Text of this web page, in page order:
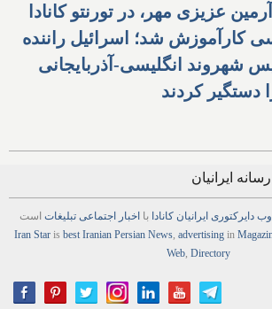
عزیزی مهر، در تورنتو کانادا
کارآموزش شد؛ اسرائیل راننده
شهروند انگلیسی-آذربایجانی
دستگیر کردند
وب دایرکتوری ایرانیان کانادا بااخبار اجتماعی تبلیغات است
Iran Staris best Iranian Persian News, advertisingin
Web Directory